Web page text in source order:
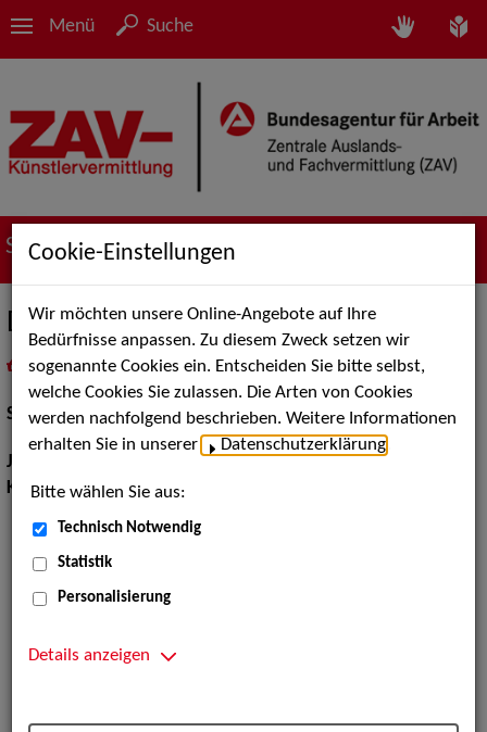
Menü Suche
Suche nach Künstler*innen
Désirée Angersbach
als PDF speichern
inMeine Merklistelegen
Schauspiel:Film und TV
Jahrgang:
Körpergröße:168 cm
Cookie-Einstellungen
Wir möchten unsere Online-Angebote auf Ihre
Bedürfnisse anpassen. Zu diesem Zweck setzen wir
sogenannte Cookies ein. Entscheiden Sie bitte selbst,
welche Cookies Sie zulassen. Die Arten von Cookies
werden nachfolgend beschrieben. Weitere Informationen
erhalten Sie in unserer
Datenschutzerklärung
Bitte wählen Sie aus:
Technisch Notwendig
Statistik
Personalisierung
Details anzeigen